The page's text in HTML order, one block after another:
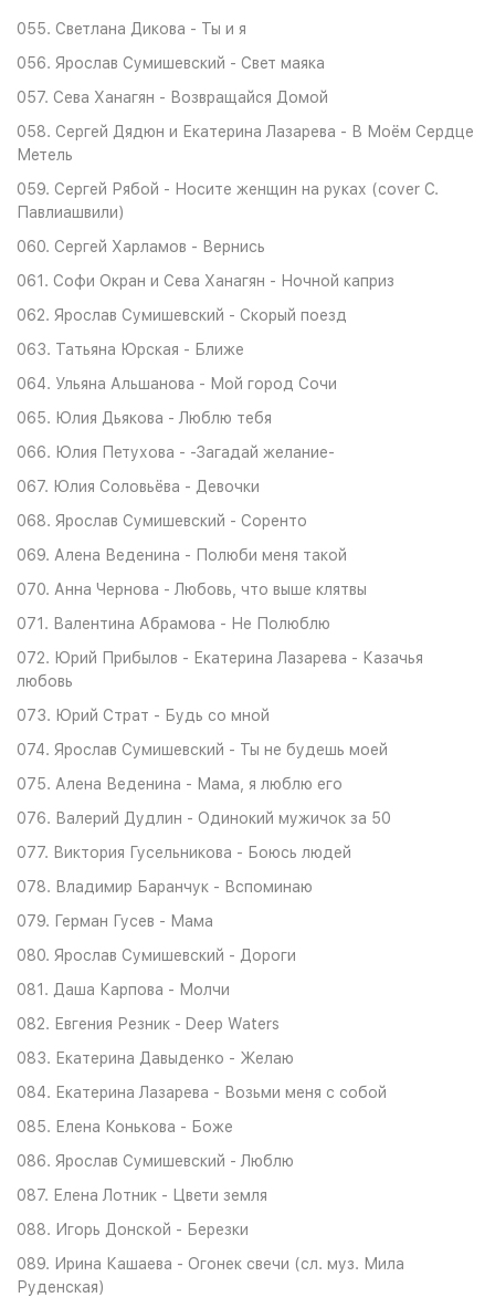
055. Светлана Дикова - Ты и я
056. Ярослав Сумишевский - Свет маяка
057. Сева Ханагян - Возвращайся Домой
058. Сергей Дядюн и Екатерина Лазарева - В Моём Сердце
Метель
059. Сергей Рябой - Носите женщин на руках (cover С.
Павлиашвили)
060. Сергей Харламов - Вернись
061. Софи Окран и Сева Ханагян - Ночной каприз
062. Ярослав Сумишевский - Скорый поезд
063. Татьяна Юрская - Ближе
064. Ульяна Альшанова - Мой город Сочи
065. Юлия Дьякова - Люблю тебя
066. Юлия Петухова - -Загадай желание-
067. Юлия Соловьёва - Девочки
068. Ярослав Сумишевский - Соренто
069. Алена Веденина - Полюби меня такой
070. Анна Чернова - Любовь, что выше клятвы
071. Валентина Абрамова - Не Полюблю
072. Юрий Прибылов - Екатерина Лазарева - Казачья
любовь
073. Юрий Страт - Будь со мной
074. Ярослав Сумишевский - Ты не будешь моей
075. Алена Веденина - Мама, я люблю его
076. Валерий Дудлин - Одинокий мужичок за 50
077. Виктория Гусельникова - Боюсь людей
078. Владимир Баранчук - Вспоминаю
079. Герман Гусев - Мама
080. Ярослав Сумишевский - Дороги
081. Даша Карпова - Молчи
082. Евгения Резник - Deep Waters
083. Екатерина Давыденко - Желаю
084. Екатерина Лазарева - Возьми меня с собой
085. Елена Конькова - Боже
086. Ярослав Сумишевский - Люблю
087. Елена Лотник - Цвети земля
088. Игорь Донской - Березки
089. Ирина Кашаева - Огонек свечи (сл. муз. Мила
Руденская)